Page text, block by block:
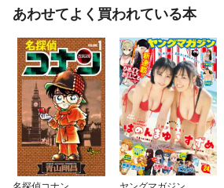
あわせてよく買われている本